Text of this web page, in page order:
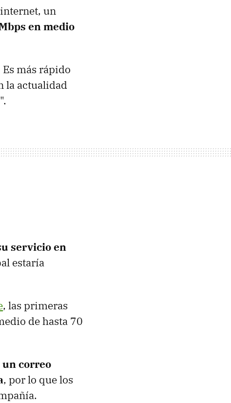
un
en medio
más rápido
la actualidad
servicio en
estaría
, las primeras
de hasta 70
un correo
, por lo que los